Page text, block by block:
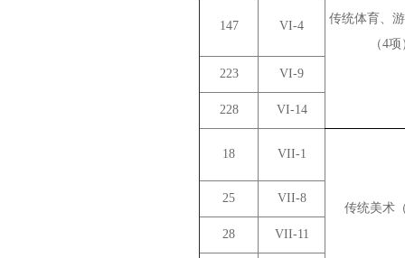
传统体育、
（4
147 VI-4
223 VI-9
228 VI-14
18 VII-1
传统美术
25 VII-8
28 VII-11